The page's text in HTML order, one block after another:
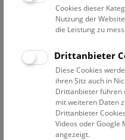
auf eine Zeitreise in die
und Kreide! Das
Show.
NHM DinoShow (Deck 50)
Samstage, Sonn- und
in den Schulferien, um
Kinder unter 5 Jahren
Cookies dieser
Nutzung der
die Leistung zu
Drittanbieter
Diese Cookies
ihren Sitz auch in
Drittanbieter führen
mit weiteren Daten
Drittanbieter
Videos oder Google
angezeigt.